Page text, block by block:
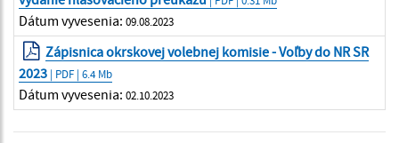
Dátum vyvesenia: 09.08.2023
Zápisnica okrskovej volebnej komisie - Voľby do NR SR
2023 | PDF | 6.4 Mb
Dátum vyvesenia: 02.10.2023